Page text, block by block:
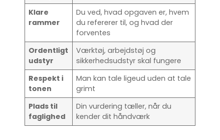
Klare
rammer
Du ved, hvad opgaven er, hvem
du refererer til, og hvad der
forventes
Ordentligt
udstyr
Værktøj, arbejdstøj og
sikkerhedsudstyr skal fungere
Respekt i
tonen
Man kan tale ligeud uden at tale
grimt
Plads til
faglighed
Din vurdering tæller, når du
kender dit håndværk